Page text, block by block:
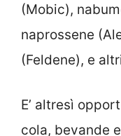
(Mobic),
naprossene
(Feldene), e
E’ altresì
cola, bevande